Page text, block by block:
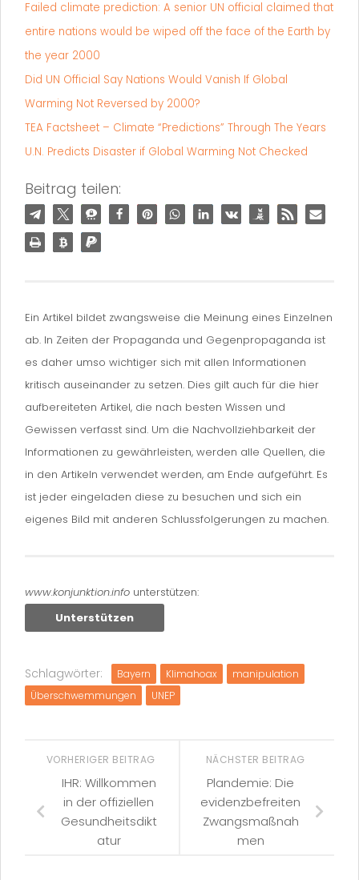
Failed climate prediction: A senior UN official claimed that
entire nations would be wiped off the face of the Earth by
the year 2000
Did UN Official Say Nations Would Vanish If Global
Warming Not Reversed by 2000?
TEA Factsheet – Climate “Predictions” Through The Years
U.N. Predicts Disaster if Global Warming Not Checked
Beitrag teilen:
Ein Artikel bildet zwangsweise die Meinung eines Einzelnen
ab. In Zeiten der Propaganda und Gegenpropaganda ist
es daher umso wichtiger sich mit allen Informationen
kritisch auseinander zu setzen. Dies gilt auch für die hier
aufbereiteten Artikel, die nach besten Wissen und
Gewissen verfasst sind. Um die Nachvollziehbarkeit der
Informationen zu gewährleisten, werden alle Quellen, die
in den Artikeln verwendet werden, am Ende aufgeführt. Es
ist jeder eingeladen diese zu besuchen und sich ein
eigenes Bild mit anderen Schlussfolgerungen zu machen.
www.konjunktion.info unterstützen:
Unterstützen
Schlagwörter: Bayern Klimahoax
manipulation
Überschwemmungen
UNEP
NÄCHSTER BEITRAG
Plandemie: Die
evidenzbefreiten
Zwangsmaßnah
men
VORHERIGER BEITRAG
IHR: Willkommen
in der offiziellen
Gesundheitsdikt
atur